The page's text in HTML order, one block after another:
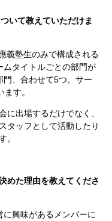
いて教えていただけま
義塾生のみで構成される
タイトルごとの部門が
、合わせて5つ。サー
す。
に出場するだけでなく、
タッフとして活動したり
。
た理由を教えてくださ
興味があるメンバーに